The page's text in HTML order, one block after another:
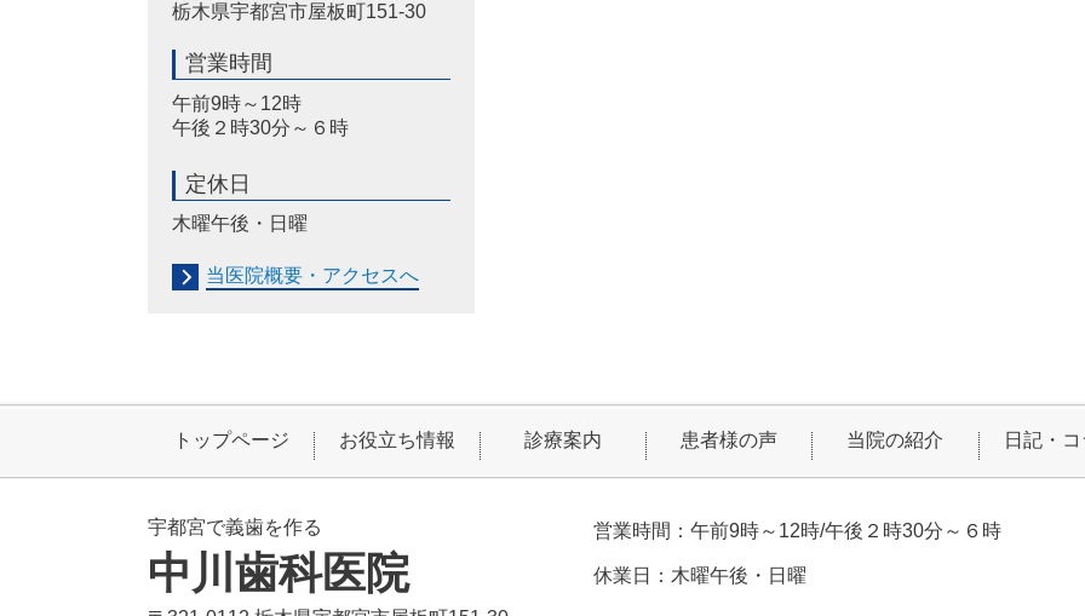
栃木県宇都宮市屋板町151-30
営業時間
午前9時～12時
午後２時30分～６時
定休日
木曜午後・日曜
当医院概要・アクセスへ
トップページ お役立ち情報 診療案内 患者様の声 当院の紹介 日記・コ
宇都宮で義歯を作る
中川歯科医院
営業時間：午前9時～12時/午後２時30分～６時
休業日：木曜午後・日曜